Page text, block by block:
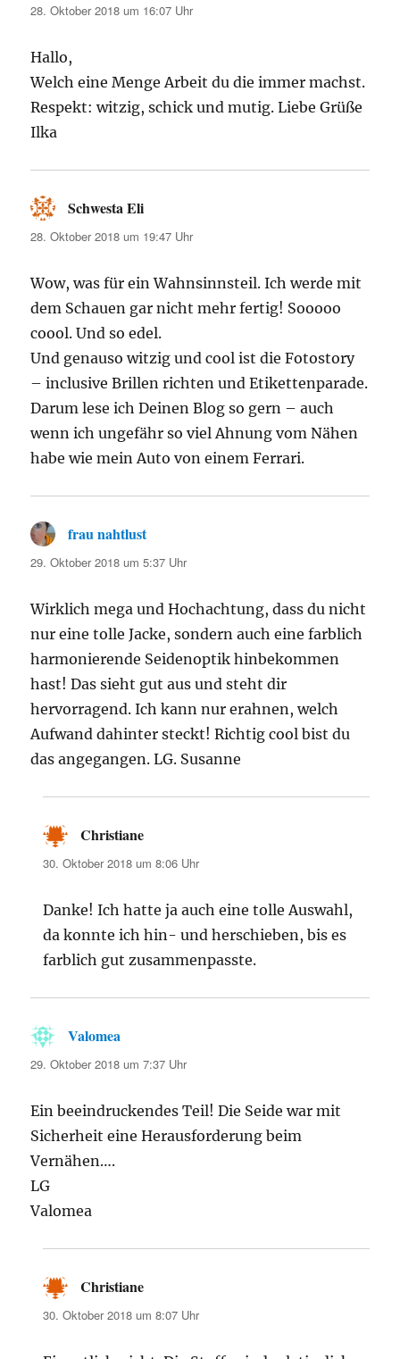
28. Oktober 2018 um 16:07 Uhr
Hallo,
Welch eine Menge Arbeit du die immer machst.
Respekt: witzig, schick und mutig. Liebe Grüße
Ilka
Schwesta Eli
28. Oktober 2018 um 19:47 Uhr
Wow, was für ein Wahnsinnsteil. Ich werde mit
dem Schauen gar nicht mehr fertig! Sooooo
coool. Und so edel.
Und genauso witzig und cool ist die Fotostory
– inclusive Brillen richten und Etikettenparade.
Darum lese ich Deinen Blog so gern – auch
wenn ich ungefähr so viel Ahnung vom Nähen
habe wie mein Auto von einem Ferrari.
frau nahtlustsagt:
29. Oktober 2018 um 5:37 Uhr
Wirklich mega und Hochachtung, dass du nicht
nur eine tolle Jacke, sondern auch eine farblich
harmonierende Seidenoptik hinbekommen
hast! Das sieht gut aus und steht dir
hervorragend. Ich kann nur erahnen, welch
Aufwand dahinter steckt! Richtig cool bist du
das angegangen. LG. Susanne
Christiane
30. Oktober 2018 um 8:06 Uhr
Danke! Ich hatte ja auch eine tolle Auswahl,
da konnte ich hin- und herschieben, bis es
farblich gut zusammenpasste.
Valomea
29. Oktober 2018 um 7:37 Uhr
Ein beeindruckendes Teil! Die Seide war mit
Sicherheit eine Herausforderung beim
Vernähen….
LG
Valomea
Christiane
30. Oktober 2018 um 8:07 Uhr